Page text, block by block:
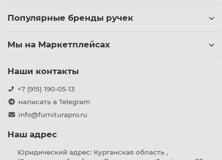
Популярные бренды ручек
Мы на Маркетплейсах
Наши контакты
+7 (915) 190-05-13
написать в Telegram
info@furniturapro.ru
Наш адрес
Юридический адрес: Курганская область ,